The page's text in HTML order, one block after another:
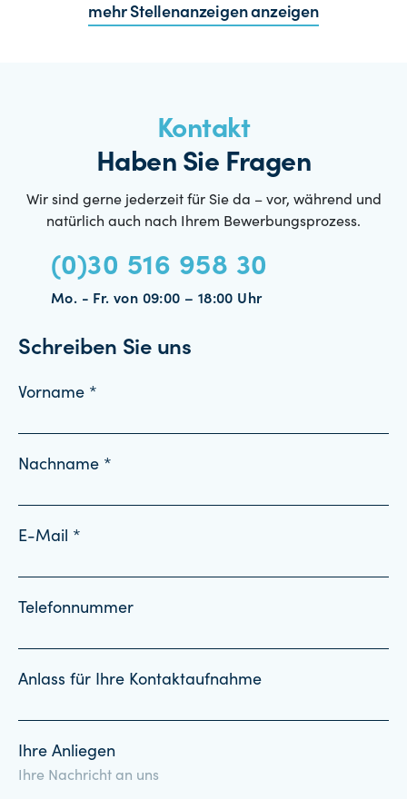
mehr Stellenanzeigen anzeigen
Kontakt
Haben Sie Fragen
Wir sind gerne jederzeit für Sie da – vor, während und
natürlich auch nach Ihrem Bewerbungsprozess.
(0)30 516 958 30
Mo. - Fr. von 09:00 – 18:00 Uhr
Schreiben Sie uns
Vorname *
Nachname *
E-Mail *
Telefonnummer
Anlass für Ihre Kontaktaufnahme
Ihre Anliegen